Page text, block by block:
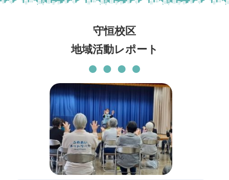
守恒校区
地域活動レポート